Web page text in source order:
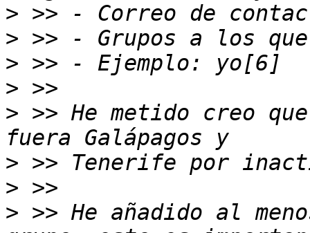
>
>
>
>
> >> He metido creo
>
>
> >> He añadido al